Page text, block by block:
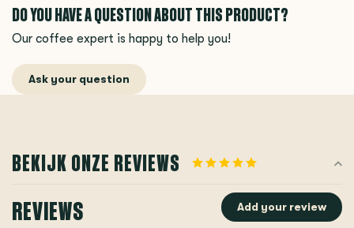
DO YOU HAVE A QUESTION ABOUT THIS PRODUCT?
Our coffee expert is happy to help you!
Ask your question
BEKIJK ONZE REVIEWS
REVIEWS Add your review